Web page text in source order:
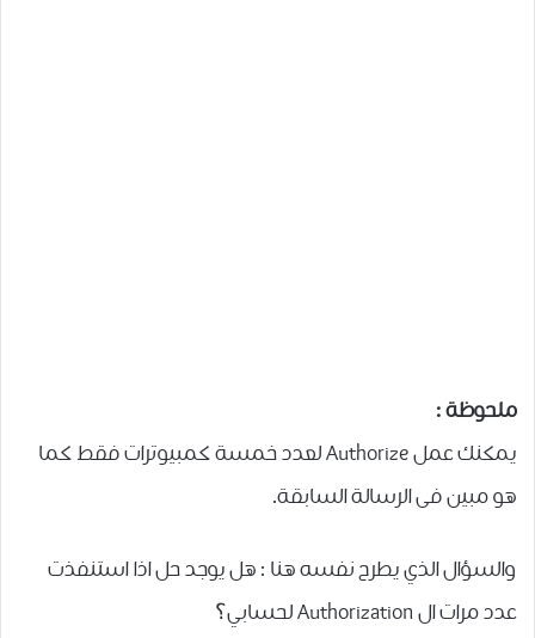
ملحوظة :
يمكنك عمل Authorize لعدد خمسة كمبيوترات فقط كما
هو مبين فى الرسالة السابقة.
والسؤال الذي يطرح نفسه هنا : هل يوجد حل اذا استنفذت
عدد مرات ال Authorization لحسابي؟